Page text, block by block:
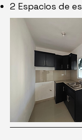
2 Espacios de